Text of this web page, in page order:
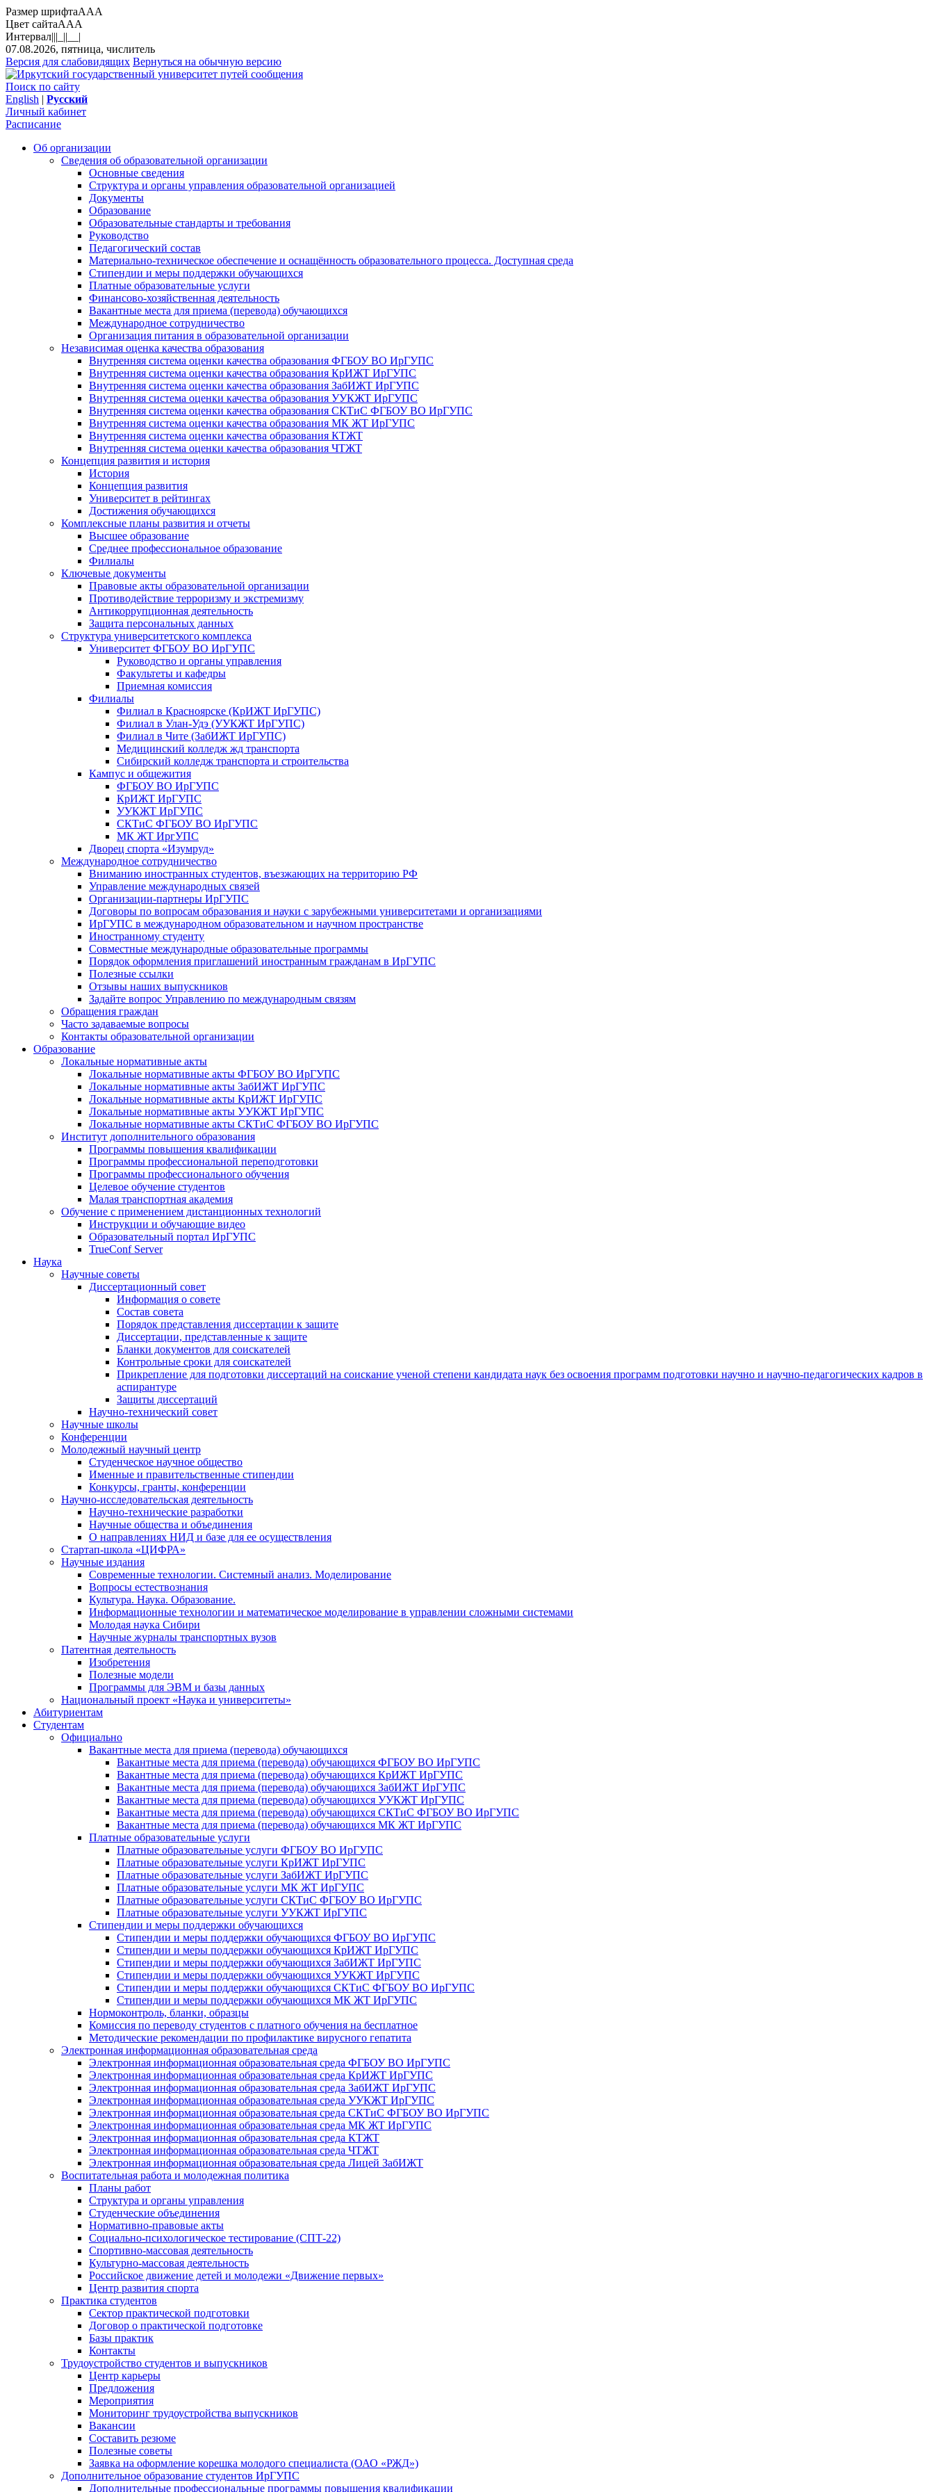
Размер шрифтаAAA
Цвет сайтаAAA
Интервал|||_||__|
07.08.2026, пятница, числитель
Версия для слабовидящих Вернуться на обычную версию
Поиск по сайту
English | Русский
Личный кабинет
Расписание
Об организации
Сведения об образовательной организации
Основные сведения
Структура и органы управления образовательной организацией
Документы
Образование
Образовательные стандарты и требования
Руководство
Педагогический состав
Материально-техническое обеспечение и оснащённость образовательного процесса. Доступная среда
Стипендии и меры поддержки обучающихся
Платные образовательные услуги
Финансово-хозяйственная деятельность
Вакантные места для приема (перевода) обучающихся
Международное сотрудничество
Организация питания в образовательной организации
Независимая оценка качества образования
Внутренняя система оценки качества образования ФГБОУ ВО ИрГУПС
Внутренняя система оценки качества образования КрИЖТ ИрГУПС
Внутренняя система оценки качества образования ЗабИЖТ ИрГУПС
Внутренняя система оценки качества образования УУКЖТ ИрГУПС
Внутренняя система оценки качества образования СКТиС ФГБОУ ВО ИрГУПС
Внутренняя система оценки качества образования МК ЖТ ИрГУПС
Внутренняя система оценки качества образования КТЖТ
Внутренняя система оценки качества образования ЧТЖТ
Концепция развития и история
История
Концепция развития
Университет в рейтингах
Достижения обучающихся
Комплексные планы развития и отчеты
Высшее образование
Среднее профессиональное образование
Филиалы
Ключевые документы
Правовые акты образовательной организации
Противодействие терроризму и экстремизму
Антикоррупционная деятельность
Защита персональных данных
Структура университетского комплекса
Университет ФГБОУ ВО ИрГУПС
Руководство и органы управления
Факультеты и кафедры
Приемная комиссия
Филиалы
Филиал в Красноярске (КрИЖТ ИрГУПС)
Филиал в Улан-Удэ (УУКЖТ ИрГУПС)
Филиал в Чите (ЗабИЖТ ИрГУПС)
Медицинский колледж жд транспорта
Сибирский колледж транспорта и строительства
Кампус и общежития
ФГБОУ ВО ИрГУПС
КрИЖТ ИрГУПС
УУКЖТ ИрГУПС
СКТиС ФГБОУ ВО ИрГУПС
МК ЖТ ИргУПС
Дворец спорта «Изумруд»
Международное сотрудничество
Вниманию иностранных студентов, въезжающих на территорию РФ
Управление международных связей
Организации-партнеры ИрГУПС
Договоры по вопросам образования и науки с зарубежными университетами и организациями
ИрГУПС в международном образовательном и научном пространстве
Иностранному студенту
Совместные международные образовательные программы
Порядок оформления приглашений иностранным гражданам в ИрГУПС
Полезные ссылки
Отзывы наших выпускников
Задайте вопрос Управлению по международным связям
Обращения граждан
Часто задаваемые вопросы
Контакты образовательной организации
Образование
Локальные нормативные акты
Локальные нормативные акты ФГБОУ ВО ИрГУПС
Локальные нормативные акты ЗабИЖТ ИрГУПС
Локальные нормативные акты КрИЖТ ИрГУПС
Локальные нормативные акты УУКЖТ ИрГУПС
Локальные нормативные акты СКТиС ФГБОУ ВО ИрГУПС
Институт дополнительного образования
Программы повышения квалификации
Программы профессиональной переподготовки
Программы профессионального обучения
Целевое обучение студентов
Малая транспортная академия
Обучение с применением дистанционных технологий
Инструкции и обучающие видео
Образовательный портал ИрГУПС
TrueConf Server
Наука
Научные советы
Диссертационный совет
Информация о совете
Состав совета
Порядок представления диссертации к защите
Диссертации, представленные к защите
Бланки документов для соискателей
Контрольные сроки для соискателей
Прикрепление для подготовки диссертаций на соискание ученой степени кандидата наук без освоения программ подготовки научно и научно-педагогических кадров в
аспирантуре
Защиты диссертаций
Научно-технический совет
Научные школы
Конференции
Молодежный научный центр
Студенческое научное общество
Именные и правительственные стипендии
Конкурсы, гранты, конференции
Научно-исследовательская деятельность
Научно-технические разработки
Научные общества и объединения
О направлениях НИД и базе для ее осуществления
Стартап-школа «ЦИФРА»
Научные издания
Современные технологии. Системный анализ. Моделирование
Вопросы естествознания
Культура. Наука. Образование.
Информационные технологии и математическое моделирование в управлении сложными системами
Молодая наука Сибири
Научные журналы транспортных вузов
Патентная деятельность
Изобретения
Полезные модели
Программы для ЭВМ и базы данных
Национальный проект «Наука и университеты»
Абитуриентам
Студентам
Официально
Вакантные места для приема (перевода) обучающихся
Вакантные места для приема (перевода) обучающихся ФГБОУ ВО ИрГУПС
Вакантные места для приема (перевода) обучающихся КрИЖТ ИрГУПС
Вакантные места для приема (перевода) обучающихся ЗабИЖТ ИрГУПС
Вакантные места для приема (перевода) обучающихся УУКЖТ ИрГУПС
Вакантные места для приема (перевода) обучающихся СКТиС ФГБОУ ВО ИрГУПС
Вакантные места для приема (перевода) обучающихся МК ЖТ ИрГУПС
Платные образовательные услуги
Платные образовательные услуги ФГБОУ ВО ИрГУПС
Платные образовательные услуги КрИЖТ ИрГУПС
Платные образовательные услуги ЗабИЖТ ИрГУПС
Платные образовательные услуги МК ЖТ ИрГУПС
Платные образовательные услуги СКТиС ФГБОУ ВО ИрГУПС
Платные образовательные услуги УУКЖТ ИрГУПС
Стипендии и меры поддержки обучающихся
Стипендии и меры поддержки обучающихся ФГБОУ ВО ИрГУПС
Стипендии и меры поддержки обучающихся КрИЖТ ИрГУПС
Стипендии и меры поддержки обучающихся ЗабИЖТ ИрГУПС
Стипендии и меры поддержки обучающихся УУКЖТ ИрГУПС
Стипендии и меры поддержки обучающихся СКТиС ФГБОУ ВО ИрГУПС
Стипендии и меры поддержки обучающихся МК ЖТ ИрГУПС
Нормоконтроль, бланки, образцы
Комиссия по переводу студентов с платного обучения на бесплатное
Методические рекомендации по профилактике вирусного гепатита
Электронная информационная образовательная среда
Электронная информационная образовательная среда ФГБОУ ВО ИрГУПС
Электронная информационная образовательная среда КрИЖТ ИрГУПС
Электронная информационная образовательная среда ЗабИЖТ ИрГУПС
Электронная информационная образовательная среда УУКЖТ ИрГУПС
Электронная информационная образовательная среда СКТиС ФГБОУ ВО ИрГУПС
Электронная информационная образовательная среда МК ЖТ ИрГУПС
Электронная информационная образовательная среда КТЖТ
Электронная информационная образовательная среда ЧТЖТ
Электронная информационная образовательная среда Лицей ЗабИЖТ
Воспитательная работа и молодежная политика
Планы работ
Структура и органы управления
Студенческие объединения
Нормативно-правовые акты
Социально-психологическое тестирование (СПТ-22)
Спортивно-массовая деятельность
Культурно-массовая деятельность
Российское движение детей и молодежи «Движение первых»
Центр развития спорта
Практика студентов
Сектор практической подготовки
Договор о практической подготовке
Базы практик
Контакты
Трудоустройство студентов и выпускников
Центр карьеры
Предложения
Мероприятия
Мониторинг трудоустройства выпускников
Вакансии
Составить резюме
Полезные советы
Заявка на оформление корешка молодого специалиста (ОАО «РЖД»)
Дополнительное образование студентов ИрГУПС
Дополнительные профессиональные программы повышения квалификации